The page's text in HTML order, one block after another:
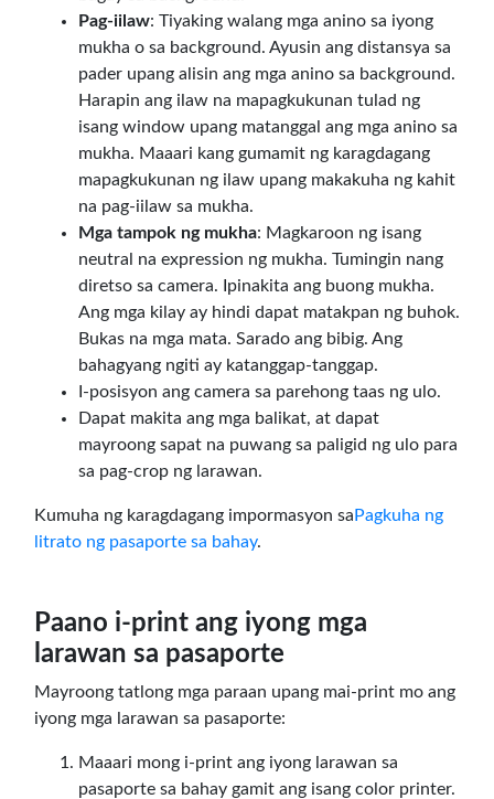
Pag-iilaw: Tiyaking walang mga anino sa iyong
mukha o sa background. Ayusin ang distansya sa
pader upang alisin ang mga anino sa background.
Harapin ang ilaw na mapagkukunan tulad ng
isang window upang matanggal ang mga anino sa
mukha. Maaari kang gumamit ng karagdagang
mapagkukunan ng ilaw upang makakuha ng kahit
na pag-iilaw sa mukha.
Mga tampok ng mukha: Magkaroon ng isang
neutral na expression ng mukha. Tumingin nang
diretso sa camera. Ipinakita ang buong mukha.
Ang mga kilay ay hindi dapat matakpan ng buhok.
Bukas na mga mata. Sarado ang bibig. Ang
bahagyang ngiti ay katanggap-tanggap.
I-posisyon ang camera sa parehong taas ng ulo.
Dapat makita ang mga balikat, at dapat
mayroong sapat na puwang sa paligid ng ulo para
sa pag-crop ng larawan.
Kumuha ng karagdagang impormasyon sa Pagkuha ng
litrato ng pasaporte sa bahay.
Paano i-print ang iyong mga
larawan sa pasaporte
Mayroong tatlong mga paraan upang mai-print mo ang
iyong mga larawan sa pasaporte:
Maaari mong i-print ang iyong larawan sa
pasaporte sa bahay gamit ang isang color printer.